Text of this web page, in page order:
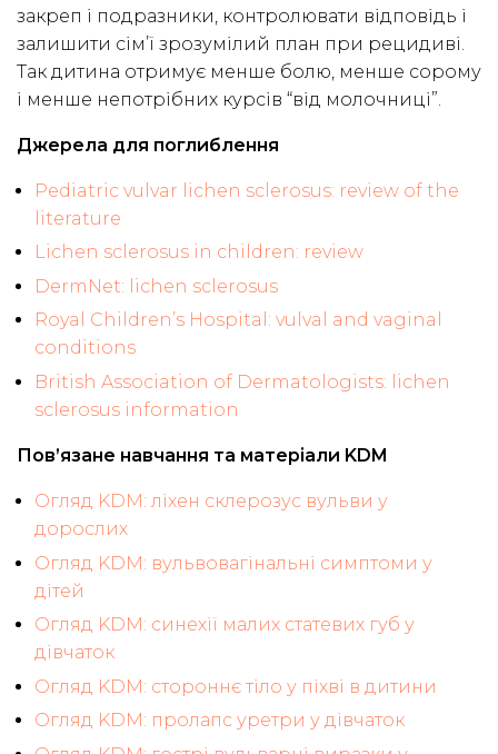
закреп і подразники, контролювати відповідь і
залишити сім’ї зрозумілий план при рецидиві.
Так дитина отримує менше болю, менше сорому
і менше непотрібних курсів “від молочниці”.
Джерела для поглиблення
Pediatric vulvar lichen sclerosus: review of the
literature
Lichen sclerosus in children: review
DermNet: lichen sclerosus
Royal Children’s Hospital: vulval and vaginal
conditions
British Association of Dermatologists: lichen
sclerosus information
Пов’язане навчання та матеріали KDM
Огляд KDM: ліхен склерозус вульви у
дорослих
Огляд KDM: вульвовагінальні симптоми у
дітей
Огляд KDM: синехії малих статевих губ у
дівчаток
Огляд KDM: стороннє тіло у піхві в дитини
Огляд KDM: пролапс уретри у дівчаток